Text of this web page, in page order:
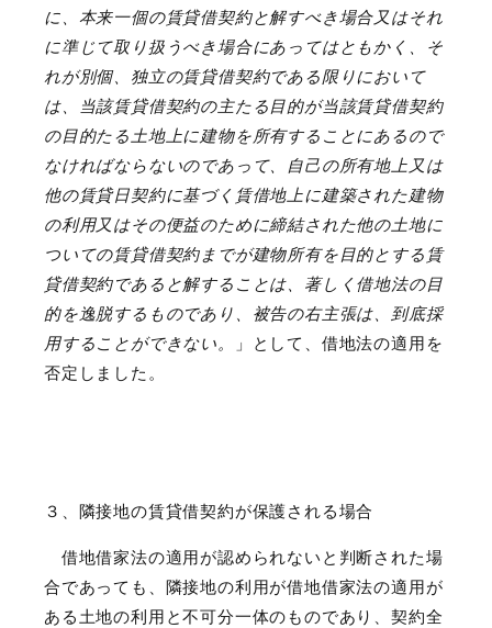
に、本来一個の賃貸借契約と解すべき場合又はそれ
に準じて取り扱うべき場合にあってはともかく、そ
れが別個、独立の賃貸借契約である限りにおいて
は、当該賃貸借契約の主たる目的が当該賃貸借契約
の目的たる土地上に建物を所有することにあるので
なければならないのであって、自己の所有地上又は
他の賃貸日契約に基づく賃借地上に建築された建物
の利用又はその便益のために締結された他の土地に
ついての賃貸借契約までが建物所有を目的とする賃
貸借契約であると解することは、著しく借地法の目
的を逸脱するものであり、被告の右主張は、到底採
用することができない。
」として、借地法の適用を
否定しました。
３、隣接地の賃貸借契約が保護される場合
借地借家法の適用が認められないと判断された場
合であっても、隣接地の利用が借地借家法の適用が
ある土地の利用と不可分一体のものであり、契約全